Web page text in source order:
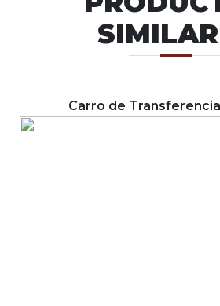
Carro de